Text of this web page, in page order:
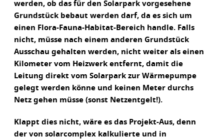
werden, ob das für den Solarpark vorgesehene
Grundstück bebaut werden darf, da es sich um
einen Flora-Fauna-Habitat-Bereich handle. Falls
nicht, müsse nach einem anderen Grundstück
Ausschau gehalten werden, nicht weiter als einen
Kilometer vom Heizwerk entfernt, damit die
Leitung direkt vom Solarpark zur Wärmepumpe
gelegt werden könne und keinen Meter durchs
Netz gehen müsse (sonst Netzentgelt!).
Klappt dies nicht, wäre es das Projekt-Aus, denn
der von solarcomplex kalkulierte und in